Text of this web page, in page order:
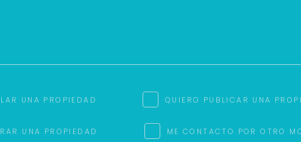
UNA PROPIEDAD QUIERO PUBLICAR UNA
UNA PROPIEDAD ME CONTACTO POR OTRO